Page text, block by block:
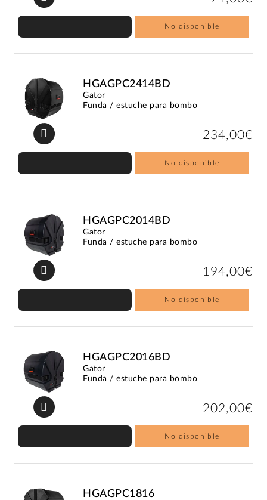
No disponible
HGAGPC2414BD
Gator
Funda / estuche para bombo
234,00€
No disponible
HGAGPC2014BD
Gator
Funda / estuche para bombo
194,00€
No disponible
HGAGPC2016BD
Gator
Funda / estuche para bombo
202,00€
No disponible
HGAGPC1816